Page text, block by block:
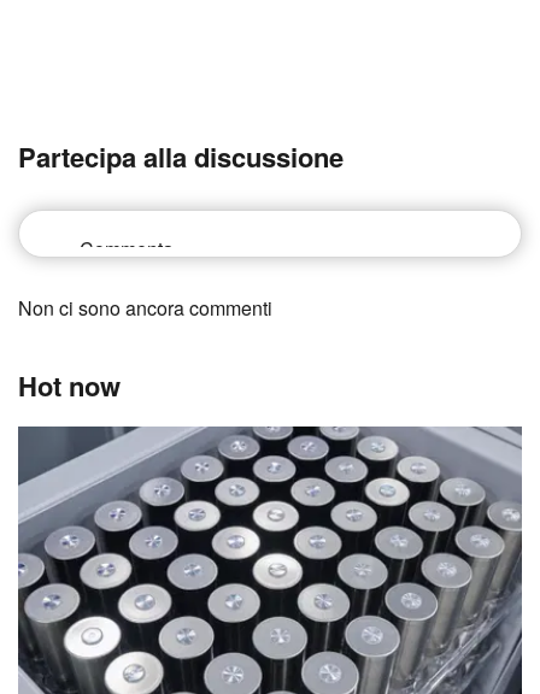
Partecipa alla discussione
Non ci sono ancora commenti
Hot now